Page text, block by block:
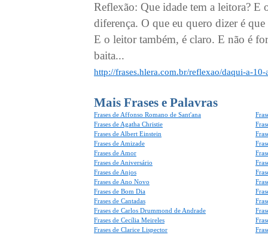
Reflexão: Que idade tem a leitora? E
diferença. O que eu quero dizer é
E o leitor também, é claro. E não é
baita...
http://frases.hlera.com.br/reflexao/daqui-a-10-
Mais Frases e Palavras
Frases de Affonso Romano de Sant'ana
Frases de Agatha Christie
Frases de Albert Einstein
Frases de Amizade
Frases de Amor
Frases de Aniversário
Frases de Anjos
Frases de Ano Novo
Frases de Bom Dia
Frases de Cantadas
Frases de Carlos Drummond de Andrade
Frases de Cecília Meireles
Frases de Clarice Lispector